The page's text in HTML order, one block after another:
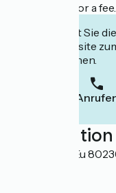
WiFi access for a fee.
Interessiert Sie
deren Website
Informationen.
Localisation
345 Route d'Eu